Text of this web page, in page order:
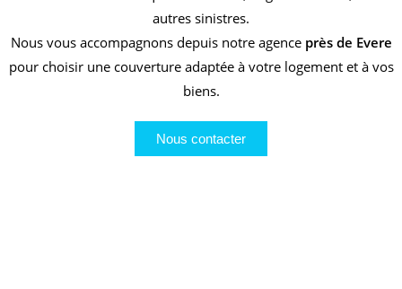
autres sinistres.
Nous vous accompagnons depuis notre agence près de Evere
pour choisir une couverture adaptée à votre logement et à vos
biens.
Nous contacter